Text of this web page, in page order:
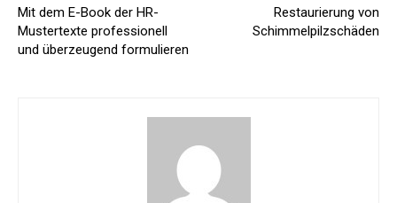
Mit dem E-Book der HR-
Mustertexte professionell
und überzeugend formulieren
Restaurierung von
Schimmelpilzschäden